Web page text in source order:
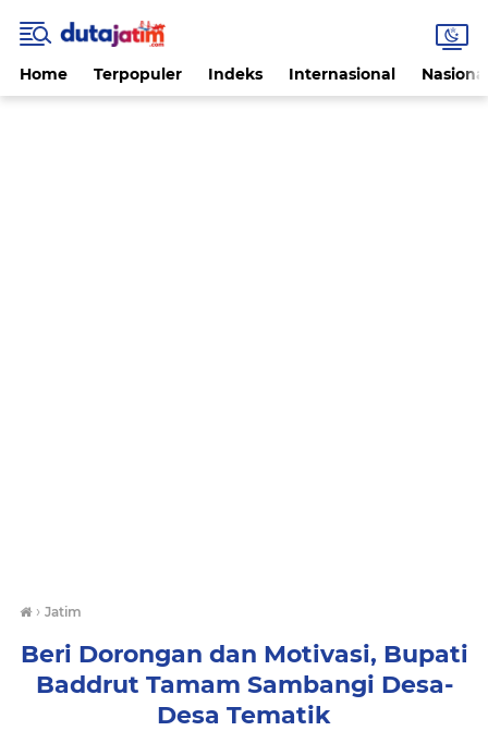
Home Terpopuler Indeks Internasional
› Jatim
Beri Dorongan dan Motivasi, Bupati
Baddrut Tamam Sambangi Desa-
Desa Tematik